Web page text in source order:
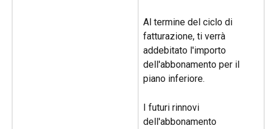
Al termine del ciclo di
fatturazione, ti verrà
addebitato l'importo
dell'abbonamento per il
piano inferiore.
I futuri rinnovi
dell'abbonamento